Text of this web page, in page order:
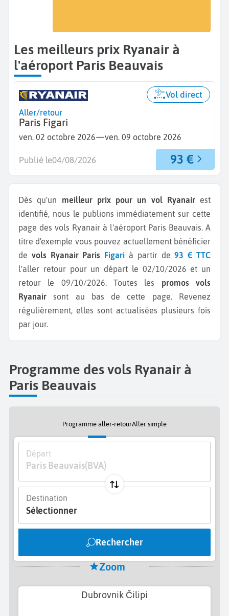
Les meilleurs prix Ryanair à
l'aéroport Paris Beauvais
Aller/retour
Paris Figari
ven. 02 octobre 2026—ven. 09 octobre 2026
Vol direct
93 €
Publié le04/08/2026
Dès qu'un meilleur prix pour un vol Ryanairest
identifié, nous le publions immédiatement sur cette
page des vols Ryanair à l'aéroport Paris Beauvais. A
titre d'exemple vous pouvez actuellement bénéficier
de vols Ryanair Paris Figari à partir de93 € TTC
l'aller retour pour un départ le 02/10/2026 et un
retour le 09/10/2026. Toutes les promos vols
Ryanair sont au bas de cette page. Revenez
régulièrement, elles sont actualisées plusieurs fois
par jour.
Programme des vols Ryanair à
Paris Beauvais
Programme aller-retourAller simple
Départ
Paris Beauvais(BVA)
Destination
Sélectionner
Rechercher
Zoom
Dubrovnik Čilipi